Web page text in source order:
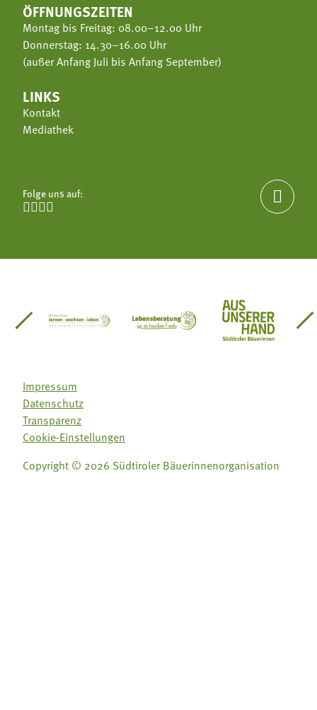
ÖFFNUNGSZEITEN
Montag bis Freitag: 08.00–12.00 Uhr
Donnerstag: 14.30–16.00 Uhr
(außer Anfang Juli bis Anfang September)
LINKS
Kontakt
Mediathek
Folge uns auf:
   

Südtirol
Gärtnervereinigung
Sozialgenossenschaft Mit Bäuerinnen lernen -
Lebensberatung für dieAus unserer
Impressum
Datenschutz
Transparenz
Cookie-Einstellungen
Copyright © 2026 Südtiroler Bäuerinnenorganisation